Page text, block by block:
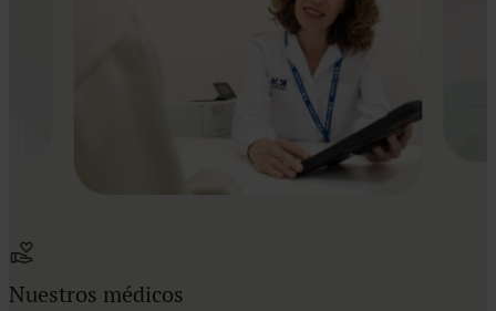
Nuestros médicos